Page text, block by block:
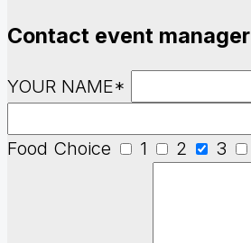
Contact event manager
YOUR NAME*
Food Choice 1 2 3